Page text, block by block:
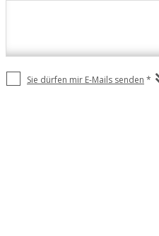
Sie dürfen mir E-Mails senden *